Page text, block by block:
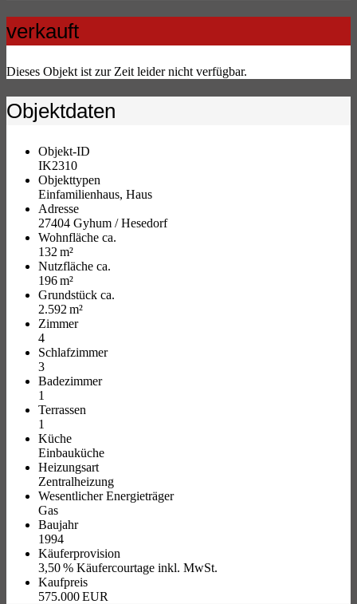
verkauft
Dieses Objekt ist zur Zeit leider nicht verfügbar.
Objektdaten
Objekt-ID
IK2310
Objekttypen
Einfamilienhaus, Haus
Adresse
27404 Gyhum / Hesedorf
Wohnfläche ca.
132 m²
Nutzfläche ca.
196 m²
Grund­stück ca.
2.592 m²
Zimmer
4
Schlafzimmer
3
Badezimmer
1
Terrassen
1
Küche
Einbauküche
Heizungsart
Zentralheizung
Wesentlicher Energieträger
Gas
Baujahr
1994
Käufer­provision
3,50 % Käufercourtage inkl. MwSt.
Kaufpreis
575.000 EUR